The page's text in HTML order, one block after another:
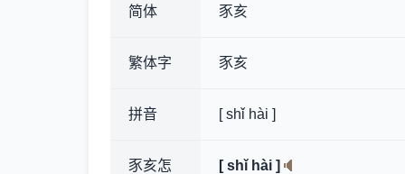
简体 豕亥
繁体字 豕亥
拼音 [ shǐ hài ]
豕亥怎
[ shǐ hài ]